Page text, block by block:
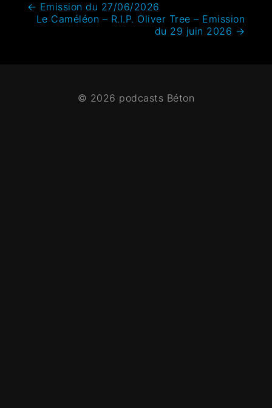
← Emission du 27/06/2026
Le Caméléon – R.I.P. Oliver Tree – Emission
du 29 juin 2026 →
© 2026 podcasts Béton